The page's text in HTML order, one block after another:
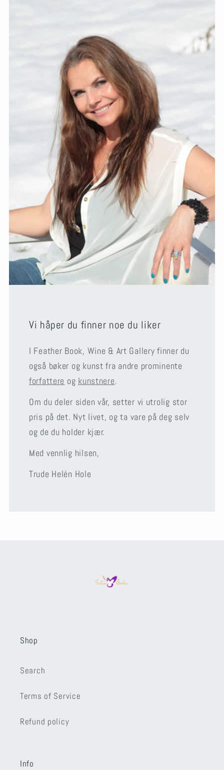
Vi håper du finner noe du liker
I Feather Book, Wine & Art Gallery finner du
også bøker og kunst fra andre prominente
forfattere og kunstnere.
Om du deler siden vår, setter vi utrolig stor
pris på det. Nyt livet, og ta vare på deg selv
og de du holder kjær.
Med vennlig hilsen,
Trude Helén Hole
Shop
Search
Terms of Service
Refund policy
Info